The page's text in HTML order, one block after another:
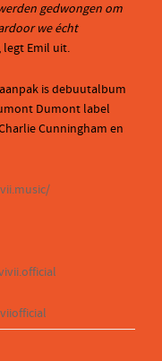
gedwongen om
we écht
legt Emil uit.
is debuutalbum
Dumont label
Cunningham en